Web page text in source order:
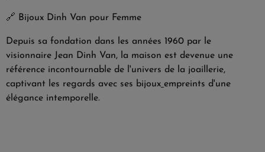
🔗 Bijoux Dinh Van pour Femme
Depuis sa fondation dans les années 1960 par le
visionnaire Jean Dinh Van, la maison est devenue une
référence incontournable de l'univers de la joaillerie,
captivant les regards avec ses bijoux empreints d'une
élégance intemporelle.